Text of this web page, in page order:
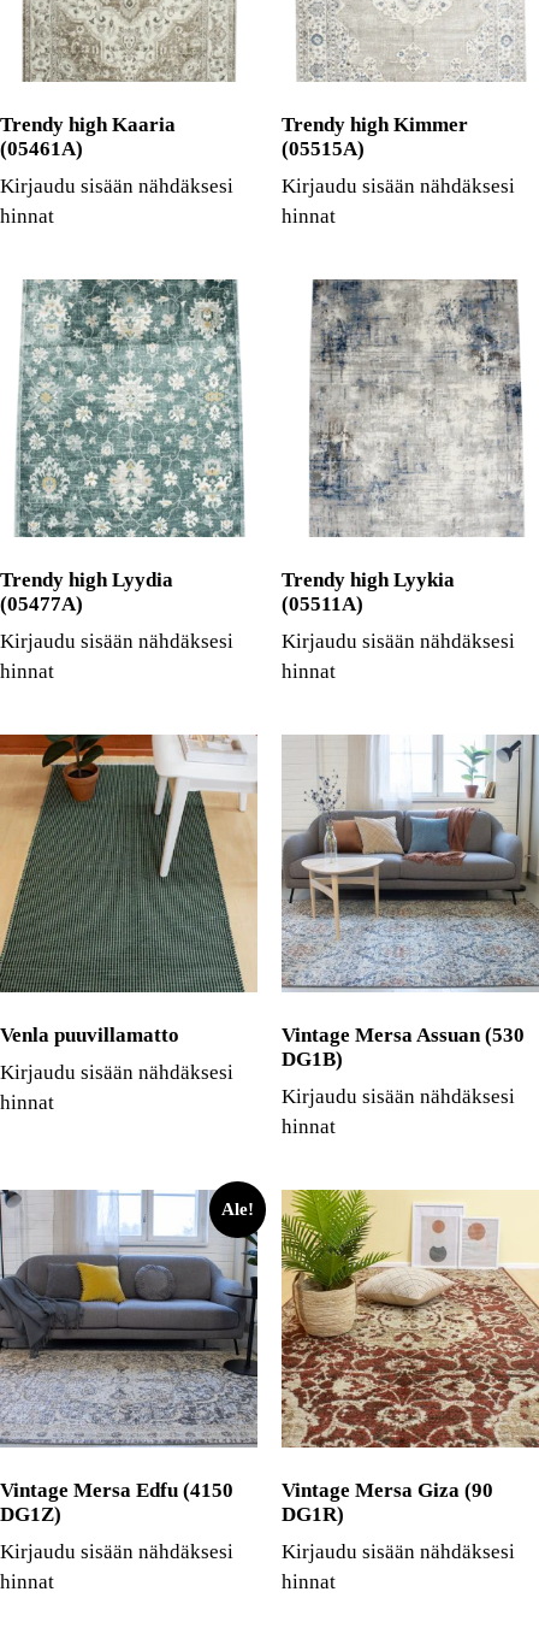
Trendy high Kaaria
(05461A)
Kirjaudu sisään nähdäksesi
hinnat
Trendy high Kimmer
(05515A)
Kirjaudu sisään nähdäksesi
hinnat
Trendy high Lyydia
(05477A)
Kirjaudu sisään nähdäksesi
hinnat
Trendy high Lyykia
(05511A)
Kirjaudu sisään nähdäksesi
hinnat
Venla puuvillamatto
Kirjaudu sisään nähdäksesi
hinnat
Vintage Mersa Assuan (530
DG1B)
Kirjaudu sisään nähdäksesi
hinnat
Ale!
Vintage Mersa Edfu (4150
DG1Z)
Kirjaudu sisään nähdäksesi
hinnat
Vintage Mersa Giza (90
DG1R)
Kirjaudu sisään nähdäksesi
hinnat